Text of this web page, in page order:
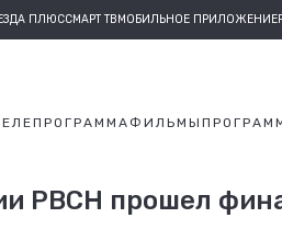
ПЛЮССМАРТ ТВМОБИЛЬНОЕ ПРИЛОЖЕНИЕ
ФИЛЬМЫ
РВСН прошел